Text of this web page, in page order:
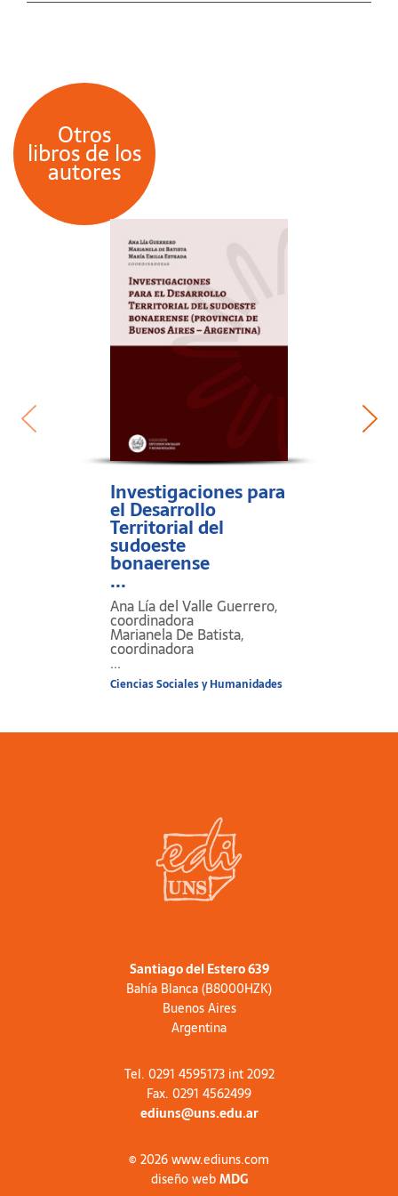
Otros
libros de los
autores
Investigaciones para
el Desarrollo
Territorial del
sudoeste
bonaerense
...
Ana Lía del Valle Guerrero,
coordinadora
Marianela De Batista,
coordinadora
...
Ciencias Sociales y Humanidades
Santiago del Estero 639
Bahía Blanca (B8000HZK)
Buenos Aires
Argentina
Tel. 0291 4595173 int 2092
Fax. 0291 4562499
ediuns@uns.edu.ar
© 2026 www.ediuns.com
diseño webMDG